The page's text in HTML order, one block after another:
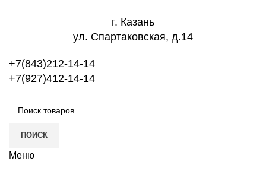
г. Казань
ул. Спартаковская, д.14
+7(843)212-14-14
+7(927)412-14-14
ПОИСК
Меню